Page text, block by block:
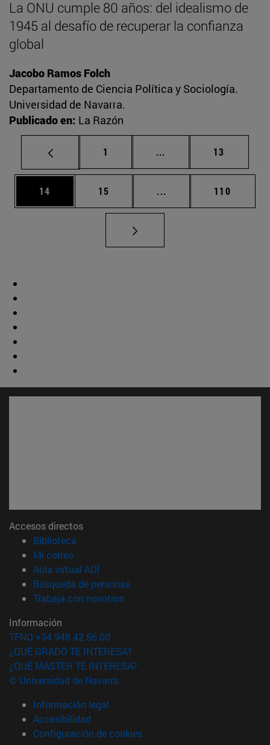
La ONU cumple 80 años: del idealismo de
1945 al desafío de recuperar la confianza
global
Jacobo Ramos Folch
Departamento de Ciencia Política y Sociología.
Universidad de Navarra.
Publicado en: La Razón
Página
1 ... Páginas intermedias
Página
13
Página
14 Página
15 ... Páginas intermedias
Página
110
Accesos directos
Biblioteca
Mi correo(abre en nueva ventana)
Aula virtual ADI
Búsqueda de personas(abre en nueva ventana)
Trabaja con nosotros(abre en nueva ventana)
Información
TFNO +34 948 42 56 00
¿QUÉ GRADO TE INTERESA?
¿QUÉ MÁSTER TE INTERESA?
© Universidad de Navarra
Información legal
Accesibilidad
Configuración de cookies